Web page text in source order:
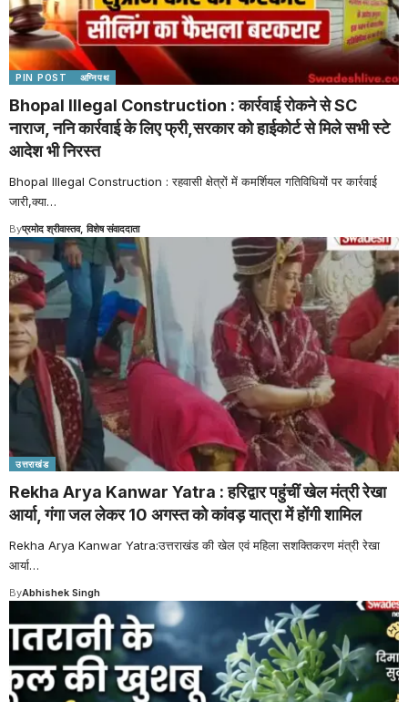
PIN POST अग्निपथ
Bhopal Illegal Construction : कार्रवाई रोकने से SC
नाराज, ननि कार्रवाई के लिए फ्री,सरकार को हाईकोर्ट से मिले सभी स्टे
आदेश भी निरस्त
Bhopal Illegal Construction : रहवासी क्षेत्रों में कमर्शियल गतिविधियों पर कार्रवाई
जारी,क्या…
Byप्रमोद श्रीवास्तव, विशेष संवाददाता
उत्तराखंड
Rekha Arya Kanwar Yatra : हरिद्वार पहुंचीं खेल मंत्री रेखा
आर्या, गंगा जल लेकर 10 अगस्त को कांवड़ यात्रा में होंगी शामिल
Rekha Arya Kanwar Yatra:उत्तराखंड की खेल एवं महिला सशक्तिकरण मंत्री रेखा
आर्या…
ByAbhishek Singh